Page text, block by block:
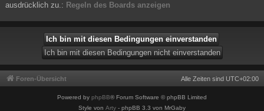
ausdrücklich zu.: Regeln des Boards anzeigen
Foren-Übersicht Alle Zeiten sind UTC+02:00
Powered by phpBB® Forum Software © phpBB Limited
Style von Arty - phpBB 3.3 von MrGaby